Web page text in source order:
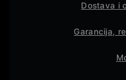
Dostava i
Garancija,